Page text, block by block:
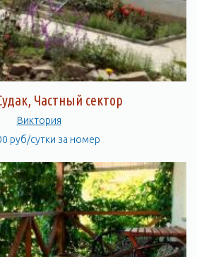
Частный сектор
Виктория
руб/сутки за номер